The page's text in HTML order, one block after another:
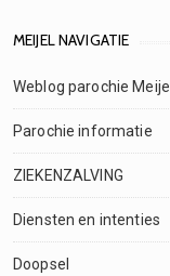
MEIJEL NAVIGATIE
Weblog parochie Meijel
Parochie informatie
ZIEKENZALVING
Diensten en intenties
Doopsel